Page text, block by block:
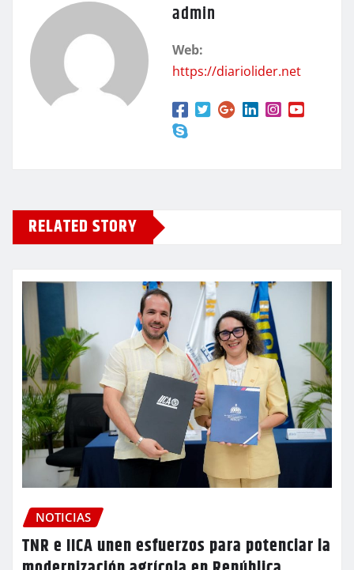
admin
Web:
https://diariolider.net
RELATED STORY
NOTICIAS
TNR e IICA unen esfuerzos para potenciar la